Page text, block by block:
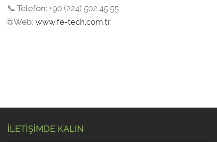
📞 Telefon: +90 (224) 502 45 55
🌐 Web: www.fe-tech.com.tr
İLETİŞİMDE KALIN